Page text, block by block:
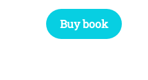
Buy book